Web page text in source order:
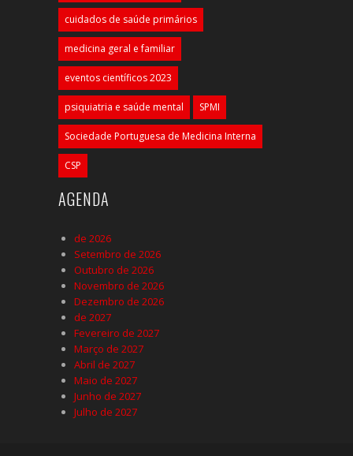
cuidados de saúde primários
medicina geral e familiar
eventos científicos 2023
psiquiatria e saúde mental SPMI
Sociedade Portuguesa de Medicina Interna
CSP
AGENDA
de 2026
Setembro de 2026
Outubro de 2026
Novembro de 2026
Dezembro de 2026
de 2027
Fevereiro de 2027
Março de 2027
Abril de 2027
Maio de 2027
Junho de 2027
Julho de 2027